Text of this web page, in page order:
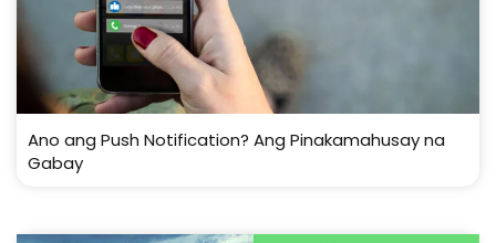
Ano ang Push Notification? Ang Pinakamahusay na
Gabay